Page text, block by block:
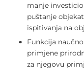
manje
puštanje
ispitivanja na
Funkcija
primjene
za njegovu